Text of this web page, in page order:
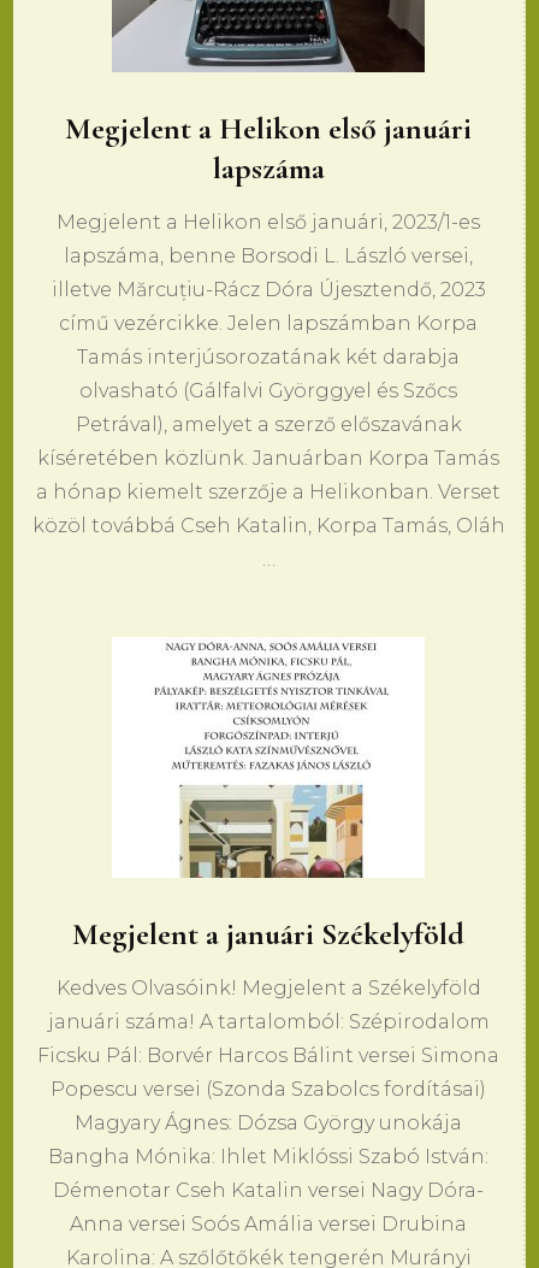
Megjelent a Helikon első januári
lapszáma
Megjelent a Helikon első januári, 2023/1-es
lapszáma, benne Borsodi L. László versei,
illetve Mărcuțiu-Rácz Dóra Újesztendő, 2023
című vezércikke. Jelen lapszámban Korpa
Tamás interjúsorozatának két darabja
olvasható (Gálfalvi Györggyel és Szőcs
Petrával), amelyet a szerző előszavának
kíséretében közlünk. Januárban Korpa Tamás
a hónap kiemelt szerzője a Helikonban. Verset
közöl továbbá Cseh Katalin, Korpa Tamás, Oláh
…
Megjelent a januári Székelyföld
Kedves Olvasóink! Megjelent a Székelyföld
januári száma! A tartalomból: Szépirodalom
Ficsku Pál: Borvér Harcos Bálint versei Simona
Popescu versei (Szonda Szabolcs fordításai)
Magyary Ágnes: Dózsa György unokája
Bangha Mónika: Ihlet Miklóssi Szabó István:
Démenotar Cseh Katalin versei Nagy Dóra-
Anna versei Soós Amália versei Drubina
Karolina: A szőlőtőkék tengerén Murányi